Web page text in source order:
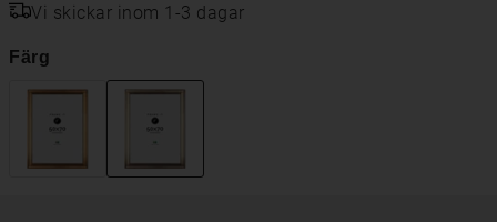
Vi skickar inom 1-3 dagar
Färg